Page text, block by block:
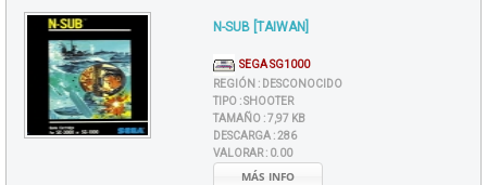
N-SUB [TAIWAN]
SEGA SG1000
REGIÓN : DESCONOCIDO
TIPO :SHOOTER
TAMAÑO :7,97 KB
DESCARGA :286
VALORAR : 0.00
MÁS INFO